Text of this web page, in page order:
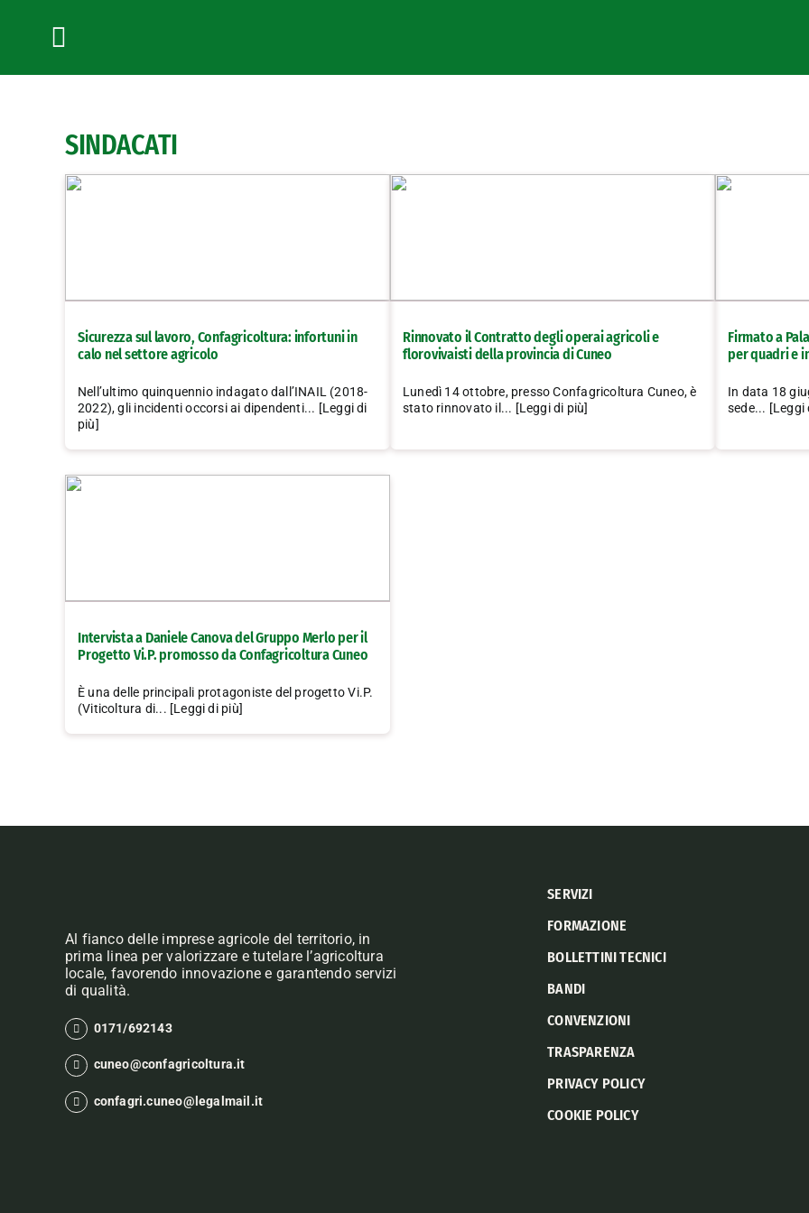
Toggle
Navigation
SINDACATI
Sicurezza sul lavoro, Confagricoltura: infortuni in
calo nel settore agricolo
Nell’ultimo quinquennio indagato dall’INAIL (2018-
2022), gli incidenti occorsi ai dipendenti... [Leggi di
più]
Rinnovato il Contratto degli operai agricoli e
florovivaisti della provincia di Cuneo
Lunedì 14 ottobre, presso Confagricoltura Cuneo, è
stato rinnovato il... [Leggi di più]
Firmato a
per quadri e
In data 18
sede... [Leggi
Intervista a Daniele Canova del Gruppo Merlo per il
Progetto Vi.P. promosso da Confagricoltura Cuneo
È una delle principali protagoniste del progetto Vi.P.
(Viticoltura di... [Leggi di più]
Al fianco delle imprese agricole del territorio, in
prima linea per valorizzare e tutelare l’agricoltura
locale, favorendo innovazione e garantendo servizi
di qualità.
0171/692143
cuneo@confagricoltura.it
confagri.cuneo@legalmail.it
SERVIZI
FORMAZIONE
BOLLETTINI TECNICI
BANDI
CONVENZIONI
TRASPARENZA
PRIVACY POLICY
COOKIE POLICY